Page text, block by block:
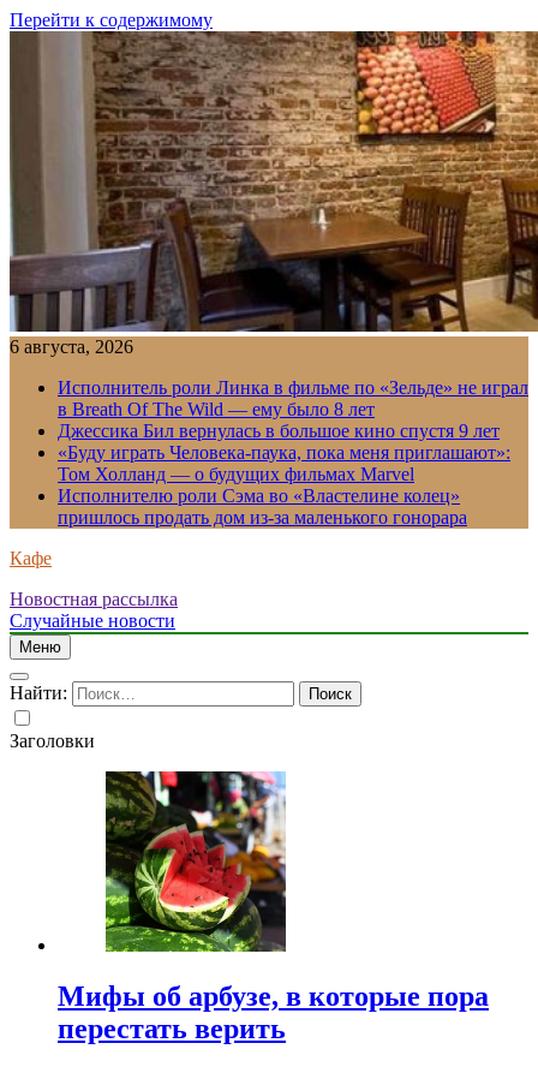
Перейти к содержимому
6 августа, 2026
Исполнитель роли Линка в фильме по «Зельде» не играл
в Breath Of The Wild — ему было 8 лет
Джессика Бил вернулась в большое кино спустя 9 лет
«Буду играть Человека-паука, пока меня приглашают»:
Том Холланд — о будущих фильмах Marvel
Исполнителю роли Сэма во «Властелине колец»
пришлось продать дом из-за маленького гонорара
Кафе
Новостная рассылка
Случайные новости
Меню
Найти:
Заголовки
Мифы об арбузе, в которые пора
перестать верить